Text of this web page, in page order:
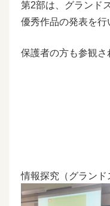
第2部は、グランド
優秀作品の発表を行
保護者の方も参観さ
情報探究（グランド